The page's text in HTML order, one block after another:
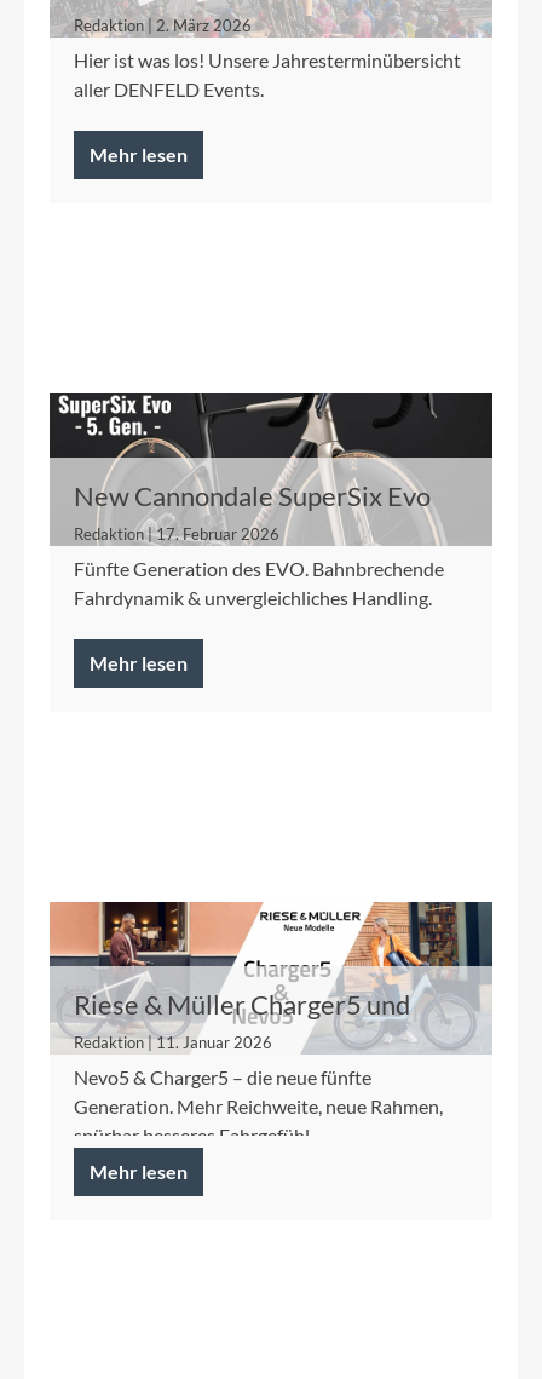
Redaktion | 2. März 2026
Hier ist was los! Unsere Jahresterminübersicht
aller DENFELD Events.
Mehr lesen
New Cannondale SuperSix Evo
Redaktion | 17. Februar 2026
Fünfte Generation des EVO. Bahnbrechende
Fahrdynamik & unvergleichliches Handling.
Mehr lesen
Riese & Müller Charger5 und
Nevo5
Redaktion | 11. Januar 2026
Nevo5 & Charger5 – die neue fünfte
Generation. Mehr Reichweite, neue Rahmen,
spürbar besseres Fahrgefühl.
Mehr lesen